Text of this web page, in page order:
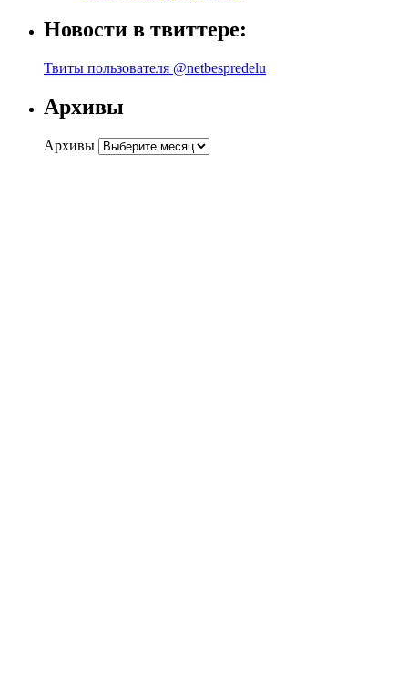
Новости в твиттере:
Твиты пользователя @netbespredelu
Архивы
Архивы